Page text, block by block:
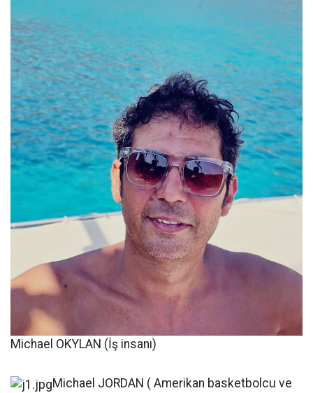
Michael OKYLAN (İş insanı)
Michael JORDAN ( Amerikan basketbolcu ve